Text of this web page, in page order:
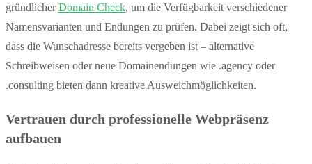
gründlicherDomain Check, um die Verfügbarkeit verschiedener
Namensvarianten und Endungen zu prüfen. Dabei zeigt sich oft,
dass die Wunschadresse bereits vergeben ist – alternative
Schreibweisen oder neue Domainendungen wie .agency oder
.consulting bieten dann kreative Ausweichmöglichkeiten.
Vertrauen durch professionelle Webpräsenz
aufbauen